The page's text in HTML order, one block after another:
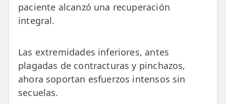
paciente alcanzó una recuperación
integral.
Las extremidades inferiores, antes
plagadas de contracturas y pinchazos,
ahora soportan esfuerzos intensos sin
secuelas.